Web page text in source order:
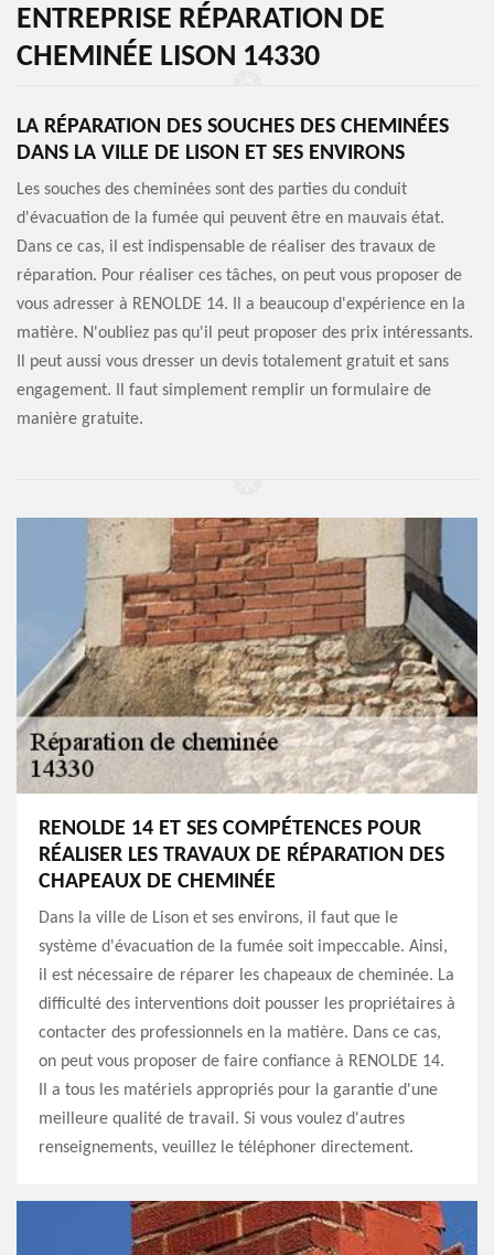
ENTREPRISE RÉPARATION DE
CHEMINÉE LISON 14330
LA RÉPARATION DES SOUCHES DES CHEMINÉES
DANS LA VILLE DE LISON ET SES ENVIRONS
Les souches des cheminées sont des parties du conduit
d'évacuation de la fumée qui peuvent être en mauvais état.
Dans ce cas, il est indispensable de réaliser des travaux de
réparation. Pour réaliser ces tâches, on peut vous proposer de
vous adresser à RENOLDE 14. Il a beaucoup d'expérience en la
matière. N'oubliez pas qu'il peut proposer des prix intéressants.
Il peut aussi vous dresser un devis totalement gratuit et sans
engagement. Il faut simplement remplir un formulaire de
manière gratuite.
RENOLDE 14 ET SES COMPÉTENCES POUR
RÉALISER LES TRAVAUX DE RÉPARATION DES
CHAPEAUX DE CHEMINÉE
Dans la ville de Lison et ses environs, il faut que le
système d'évacuation de la fumée soit impeccable. Ainsi,
il est nécessaire de réparer les chapeaux de cheminée. La
difficulté des interventions doit pousser les propriétaires à
contacter des professionnels en la matière. Dans ce cas,
on peut vous proposer de faire confiance à RENOLDE 14.
Il a tous les matériels appropriés pour la garantie d'une
meilleure qualité de travail. Si vous voulez d'autres
renseignements, veuillez le téléphoner directement.